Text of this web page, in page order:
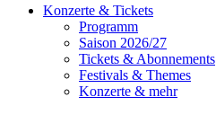
Konzerte & Tickets
Programm
Saison 2026/27
Tickets & Abonnements
Festivals & Themes
Konzerte & mehr